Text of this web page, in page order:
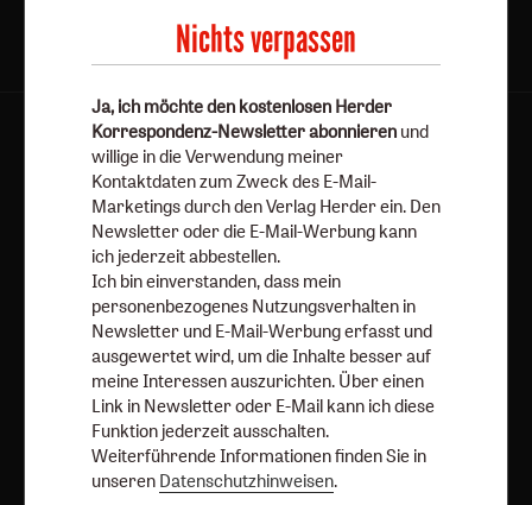
AGB und Widerrufsbelehrung
Datenschutz
Barrierefreiheit
Impressum
Vertrag widerrufen Abo online kündigen
Nichts verpassen
Ja, ich möchte den kostenlosen Herder
Korrespondenz-Newsletter abonnieren und
willige in die Verwendung meiner
Kontaktdaten zum Zweck des E-Mail-
Marketings durch den Verlag Herder ein. Den
Newsletter oder die E-Mail-Werbung kann
ich jederzeit abbestellen.
Ich bin einverstanden, dass mein
personenbezogenes Nutzungsverhalten in
Newsletter und E-Mail-Werbung erfasst und
ausgewertet wird, um die Inhalte besser auf
meine Interessen auszurichten. Über einen
Link in Newsletter oder E-Mail kann ich diese
Funktion jederzeit ausschalten.
Weiterführende Informationen finden Sie in
unseren Datenschutzhinweisen.